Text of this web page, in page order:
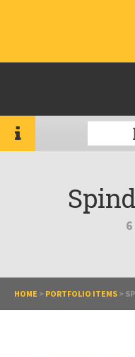
6
HOME > PORTFOLIO ITEMS >